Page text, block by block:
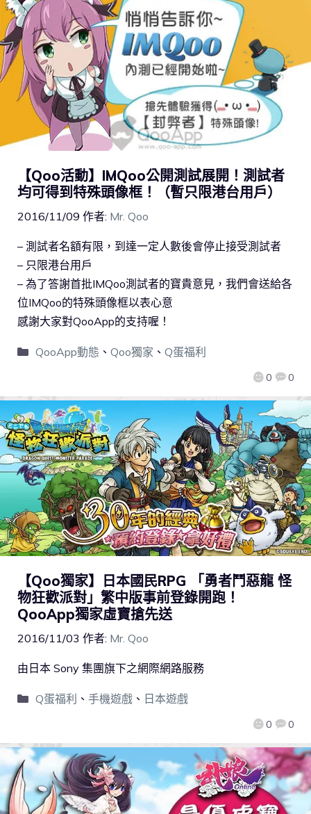
【Qoo活動】IMQoo公開測試展開！測試者
均可得到特殊頭像框！（暫只限港台用戶）
2016/11/09 作者: Mr. Qoo
0 0
– 測試者名額有限，到達一定人數後會停止接受測試者
– 只限港台用戶
– 為了答謝首批IMQoo測試者的寶貴意見，我們會送給各
位IMQoo的特殊頭像框以表心意
感謝大家對QooApp的支持喔！
QooApp動態 、 Qoo獨家 、 Q蛋福利
【Qoo獨家】日本國民RPG 「勇者鬥惡龍 怪
物狂歡派對」繁中版事前登錄開跑！
QooApp獨家虛寶搶先送
2016/11/03 作者: Mr. Qoo
0 0
由日本 Sony 集團旗下之網際網路服務
Q蛋福利 、 手機遊戲、 日本遊戲